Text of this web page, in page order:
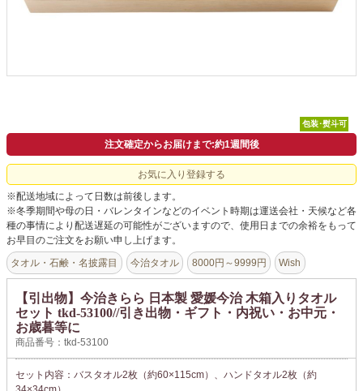
包装･熨斗可
注文確定からお届けまで:約1週間後
お気に入り登録する
※配送地域によって日数は前後します。
※冬季期間や母の日・バレンタインなどのイベント時期は運送会社・天候など各
種の事情により配送遅延の可能性がございますので、使用日までの余裕をもって
お早目のご注文をお願い申し上げます。
タオル・石鹸・名披露目 今治タオル 8000円～9999円 Wish
【引出物】今治きらら 日本製 愛媛今治 木箱入りタオル
セット tkd-53100//引き出物・ギフト・内祝い・お中元・
お歳暮等に
商品番号：tkd-53100
セット内容：バスタオル2枚（約60×115cm）、ハンドタオル2枚（約